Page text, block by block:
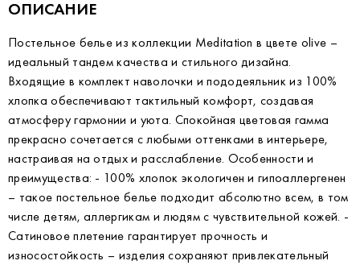
ОПИСАНИЕ
Постельное белье из коллекции Meditation в цвете olive –
идеальный тандем качества и стильного дизайна.
Входящие в комплект наволочки и пододеяльник из 100%
хлопка обеспечивают тактильный комфорт, создавая
атмосферу гармонии и уюта. Спокойная цветовая гамма
прекрасно сочетается с любыми оттенками в интерьере,
настраивая на отдых и расслабление. Особенности и
преимущества: - 100% хлопок экологичен и гипоаллергенен
– такое постельное белье подходит абсолютно всем, в том
числе детям, аллергикам и людям с чувствительной кожей. -
Сатиновое плетение гарантирует прочность и
износостойкость – изделия сохраняют привлекательный